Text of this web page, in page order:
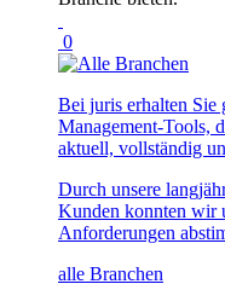
0
Bei juris erhalten Sie
Management-Tools,
aktuell, vollständig
Durch unsere
Kunden konnten wir
Anforderungen
alle Branchen